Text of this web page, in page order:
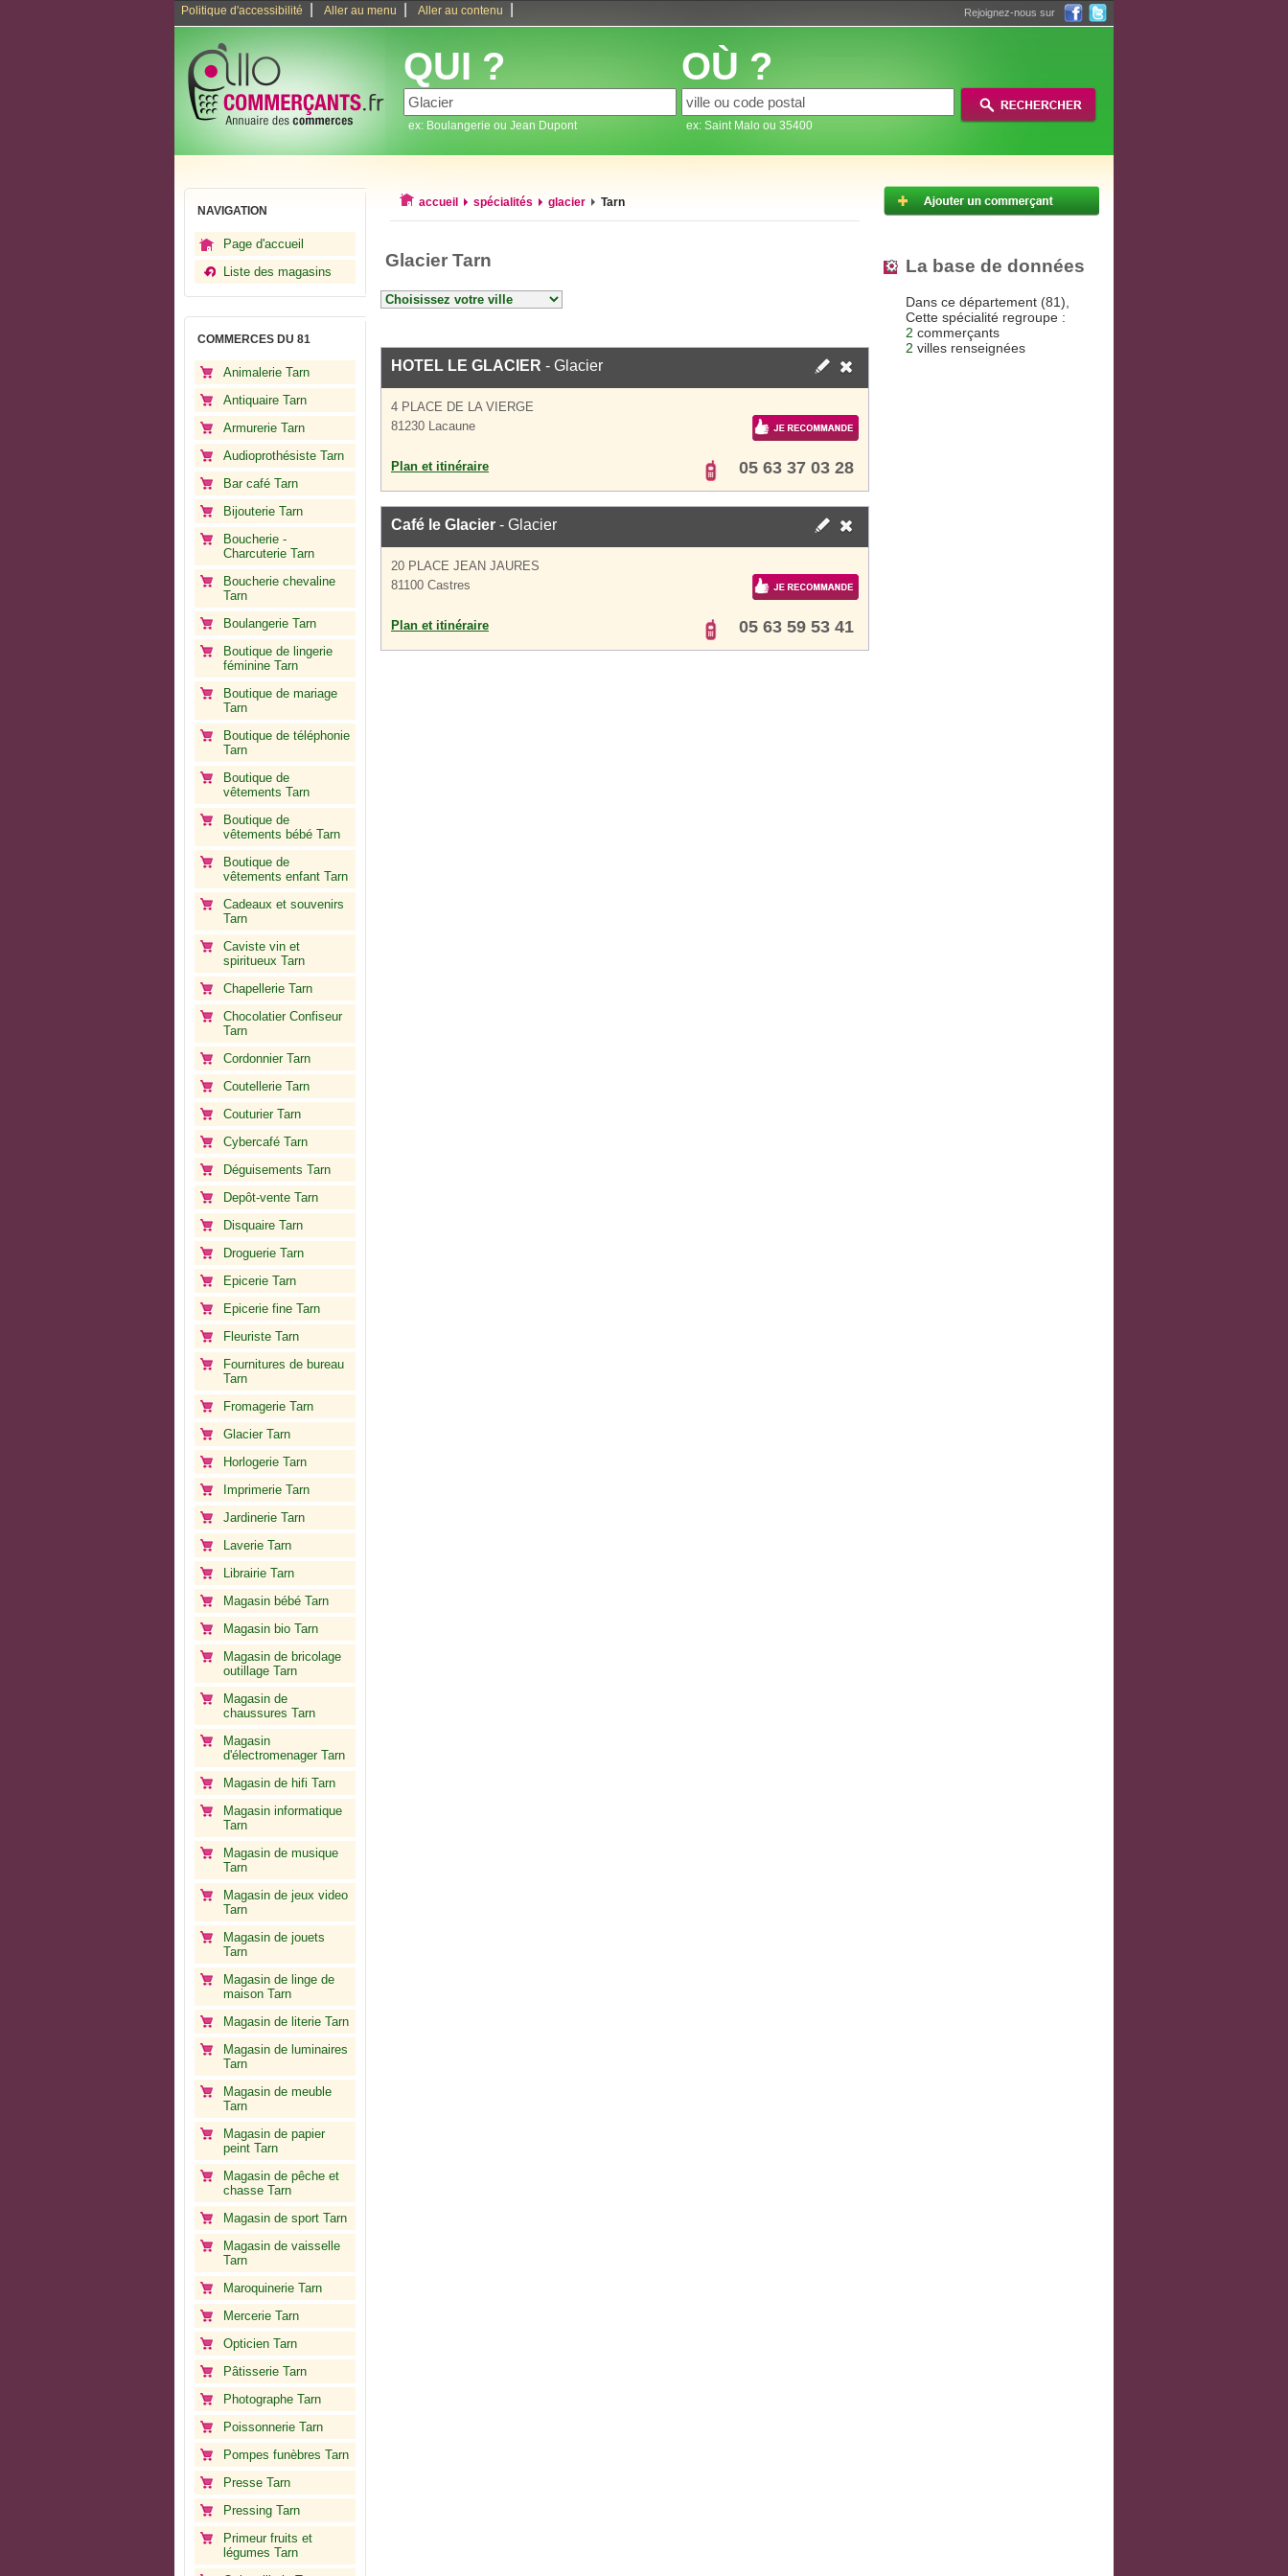
Politique d'accessibilité Aller au menu Aller au contenu Rejoignez-nous sur
QUI ?
ex: Boulangerie ou Jean Dupont
OÙ ?
ex: Saint Malo ou 35400
NAVIGATION
Page d'accueil
Liste des magasins
COMMERCES DU 81
Animalerie Tarn
Antiquaire Tarn
Armurerie Tarn
Audioprothésiste Tarn
Bar café Tarn
Bijouterie Tarn
Boucherie -
Charcuterie Tarn
Boucherie chevaline
Tarn
Boulangerie Tarn
Boutique de lingerie
féminine Tarn
Boutique de mariage
Tarn
Boutique de téléphonie
Tarn
Boutique de
vêtements Tarn
Boutique de
vêtements bébé Tarn
Boutique de
vêtements enfant Tarn
Cadeaux et souvenirs
Tarn
Caviste vin et
spiritueux Tarn
Chapellerie Tarn
Chocolatier Confiseur
Tarn
Cordonnier Tarn
Coutellerie Tarn
Couturier Tarn
Cybercafé Tarn
Déguisements Tarn
Depôt-vente Tarn
Disquaire Tarn
Droguerie Tarn
Epicerie Tarn
Epicerie fine Tarn
Fleuriste Tarn
Fournitures de bureau
Tarn
Fromagerie Tarn
Glacier Tarn
Horlogerie Tarn
Imprimerie Tarn
Jardinerie Tarn
Laverie Tarn
Librairie Tarn
Magasin bébé Tarn
Magasin bio Tarn
Magasin de bricolage
outillage Tarn
Magasin de
chaussures Tarn
Magasin
d'électromenager Tarn
Magasin de hifi Tarn
Magasin informatique
Tarn
Magasin de musique
Tarn
Magasin de jeux video
Tarn
Magasin de jouets
Tarn
Magasin de linge de
maison Tarn
Magasin de literie Tarn
Magasin de luminaires
Tarn
Magasin de meuble
Tarn
Magasin de papier
peint Tarn
Magasin de pêche et
chasse Tarn
Magasin de sport Tarn
Magasin de vaisselle
Tarn
Maroquinerie Tarn
Mercerie Tarn
Opticien Tarn
Pâtisserie Tarn
Photographe Tarn
Poissonnerie Tarn
Pompes funèbres Tarn
Presse Tarn
Pressing Tarn
Primeur fruits et
légumes Tarn
accueil spécialités glacier Tarn
Glacier Tarn
HOTEL LE GLACIER - Glacier
4 PLACE DE LA VIERGE
81230 Lacaune
Plan et itinéraire 05 63 37 03 28
Café le Glacier - Glacier
20 PLACE JEAN JAURES
81100 Castres
Plan et itinéraire 05 63 59 53 41
La base de données
Dans ce département (81),
Cette spécialité regroupe :
2 commerçants
2 villes renseignées